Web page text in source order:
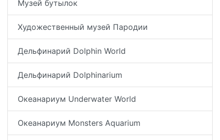
Музей бутылок
Художественный музей Пародии
Дельфинарий Dolphin World
Дельфинарий Dolphinarium
Океанариум Underwater World
Океанариум Monsters Aquarium